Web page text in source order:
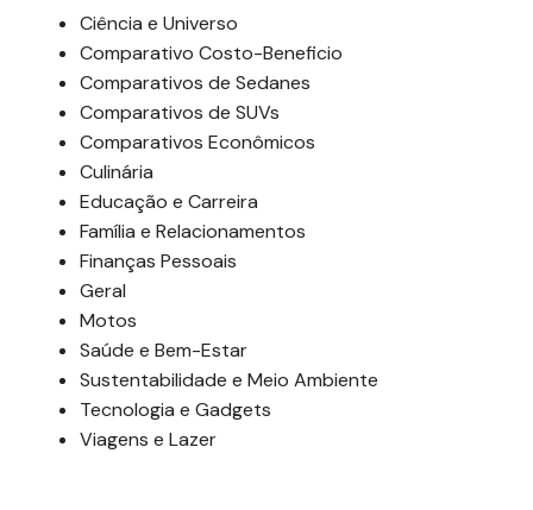
Ciência e Universo
Comparativo Costo-Beneficio
Comparativos de Sedanes
Comparativos de SUVs
Comparativos Econômicos
Culinária
Educação e Carreira
Família e Relacionamentos
Finanças Pessoais
Geral
Motos
Saúde e Bem-Estar
Sustentabilidade e Meio Ambiente
Tecnologia e Gadgets
Viagens e Lazer